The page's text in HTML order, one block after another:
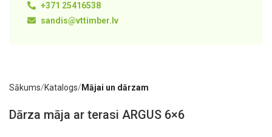
+371 25416538
sandis@vttimber.lv
Sākums Katalogs Mājai un dārzam
Dārza māja ar terasi ARGUS 6×6